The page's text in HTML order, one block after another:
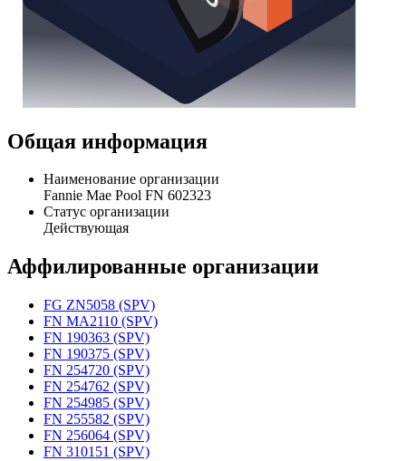
Общая информация
Наименование организации
Fannie Mae Pool FN 602323
Статус организации
Действующая
Аффилированные организации
FG ZN5058 (SPV)
FN MA2110 (SPV)
FN 190363 (SPV)
FN 190375 (SPV)
FN 254720 (SPV)
FN 254762 (SPV)
FN 254985 (SPV)
FN 255582 (SPV)
FN 256064 (SPV)
FN 310151 (SPV)